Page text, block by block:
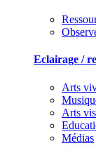
Eclairage /
Arts
Arts
Médias